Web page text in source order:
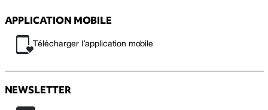
APPLICATION MOBILE
Télécharger l’application mobile
NEWSLETTER